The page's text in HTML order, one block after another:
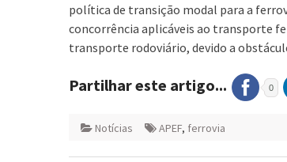
política de transição modal para a
concorrência aplicáveis ao transporte
transporte rodoviário, devido a
Partilhar este artigo... 0
Notícias APEF, ferrovia